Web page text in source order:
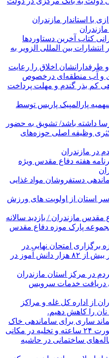
با استاندار مازندران
كتاب آخرین دستاوردها
بین المللی الزویر به
طرفدارانشان اخلاق را رعایت
و آب منطقه‌ای درخصوص
کم بذر گندم و مهلت پرداخت
۷ سهمیه المپیک و ۳ سهمیه پارالمپیک پاریس توسط
داشته باشد/ تشویق به حضور
وظیفه اصلی حوزه‌های
از ۵۰ عنوان برنامه هفته دفاع مقدس ویژه
دستفروشان مواد غذایی
استان از اولویت های ورزش
مازندران / بازدید سالانه
مجموعه پارک موزه دفاع مقدس
برگزاری امتحان نهایی در
مدرسه دخترانه کوثر / حضور بیش از ۸۲ هزار دانش آموز در
در مرکز استان مازندران
دریافت خدمات سرویس
از اداره کل غله و مراکز
را کاهش دهیم.
ساری برای ساماندهی خاک
و نخاله های ساختمانی به صورت ۲۴ ساعته و تخلیه در مکانی
ساختمانی در حاشیه